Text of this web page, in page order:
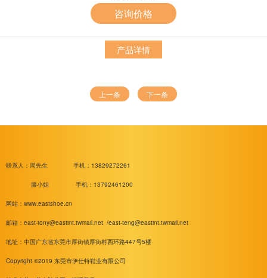
咨询价格
产品详情
上一条 下一条
联系人：周先生 手机：13829272261
滕小姐 手机：13792461200
网站：www.eastshoe.cn
邮箱： east-tony@eastint.twmail.net /east-teng@eastint.twmail.net
地址：中国广东省东莞市厚街镇厚街村西环路447号5楼
Copyright ©2019 东莞市伊仕特鞋业有限公司